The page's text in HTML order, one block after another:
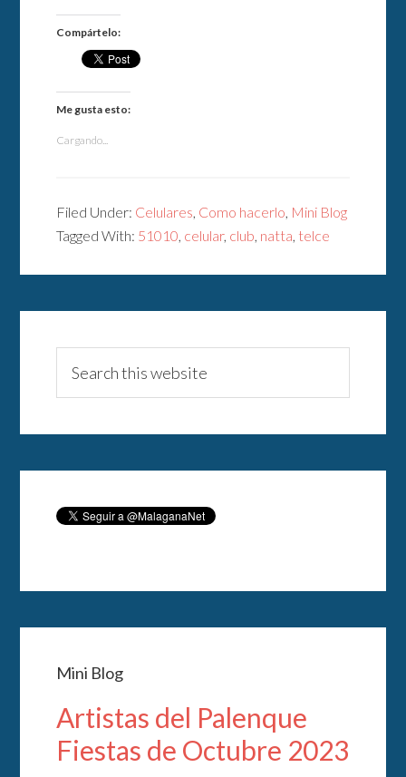
Compártelo:
Me gusta esto:
Cargando...
Filed Under: Celulares, Como hacerlo, Mini Blog
Tagged With: 51010, celular, club, natta, telce
Mini Blog
Artistas del Palenque
Fiestas de Octubre 2023